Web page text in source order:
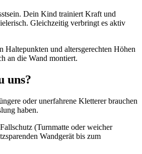
Dein Kind trainiert Kraft und
Gleichzeitig verbringt es aktiv
und altersgerechten Höhen
an die Wand montiert.
uns?
oder unerfahrene Kletterer brauchen
haben.
(Turnmatte oder weicher
Wandgerät bis zum